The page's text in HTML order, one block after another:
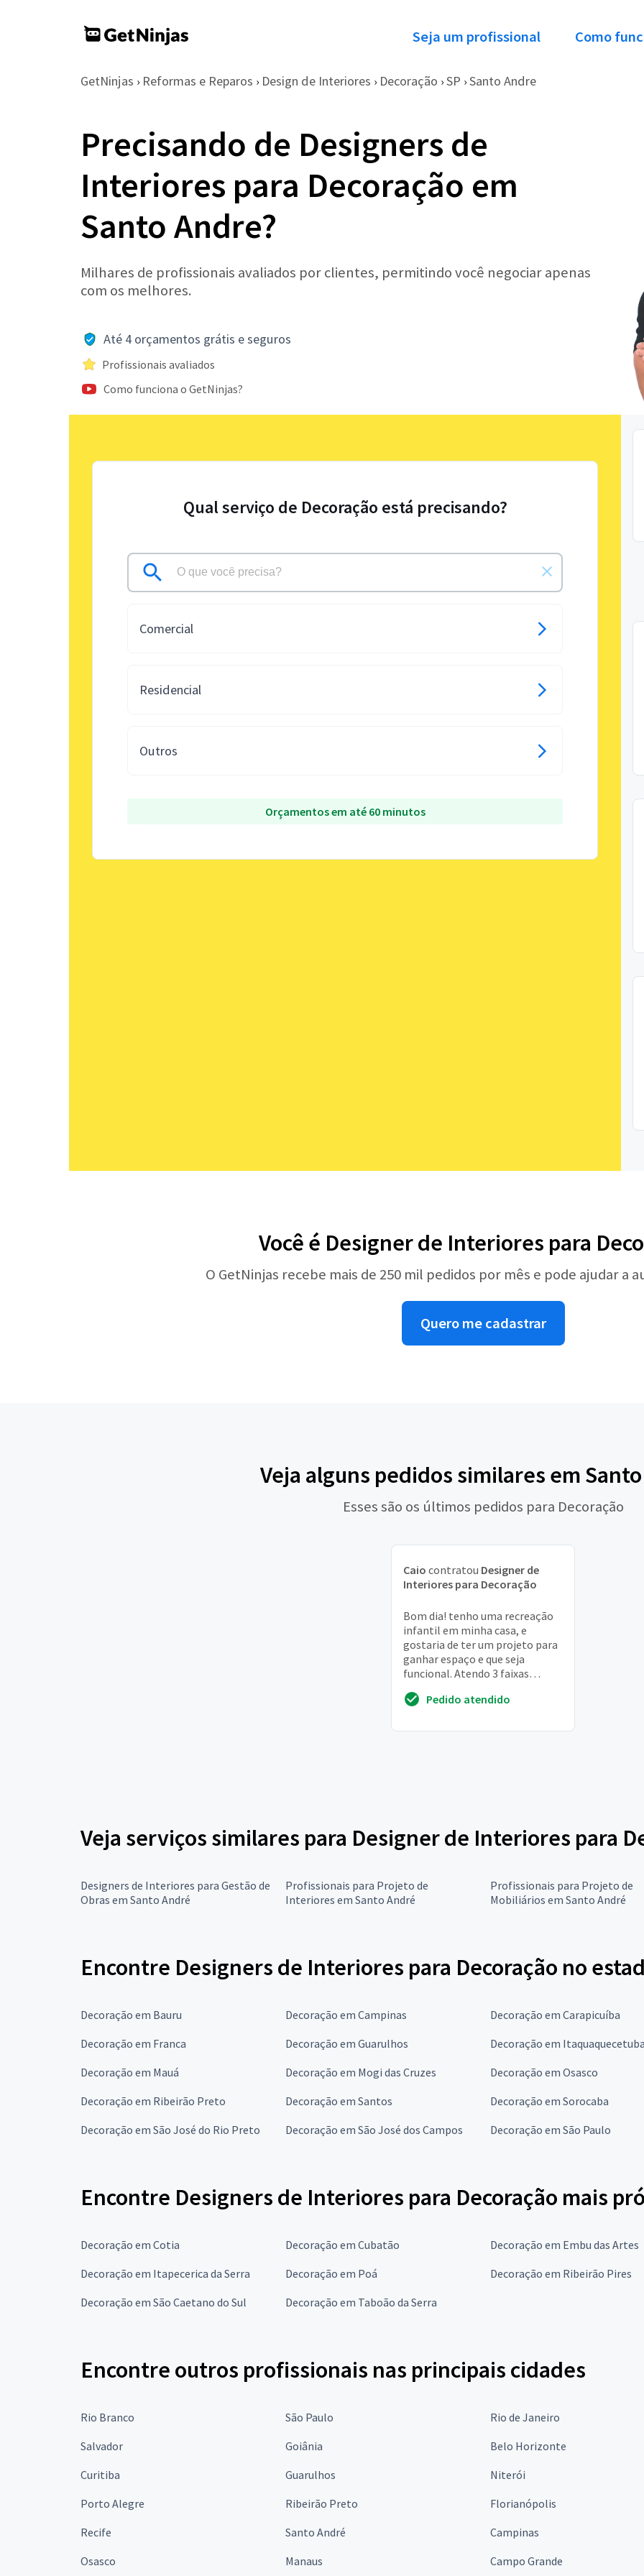
Seja um profissional Como
GetNinjas › Reformas e Reparos › Design de Interiores › Decoração › SP › Santo Andre
Precisando de Designers de
Interiores para Decoração em
Santo Andre?
Milhares de profissionais avaliados por clientes, permitindo você negociar apenas
com os melhores.
Até 4 orçamentos grátis e seguros
Profissionais avaliados
Como funciona o GetNinjas?
Qual serviço de Decoração está precisando?
Comercial
Residencial
Outros
Orçamentos em até 60 minutos
Você é Designer de Interiores para
O GetNinjas recebe mais de 250 mil pedidos por mês e pode ajudar a
Quero me cadastrar
Veja alguns pedidos similares em
Esses são os últimos pedidos para Decoração
Caio contratou Designer de
Interiores para Decoração
Bom dia! tenho uma recreação
infantil em minha casa, e
gostaria de ter um projeto para
ganhar espaço e que seja
funcional. Atendo 3 faixas
ate 14 anos. Do...
Pedido atendido
Veja serviços similares para Designer de Interiores para
Designers de Interiores para Gestão de
Obras em Santo André
Profissionais para Projeto de
Interiores em Santo André
Profissionais para Projeto de
Mobiliários em Santo André
Encontre Designers de Interiores para Decoração no
Decoração em Bauru Decoração em Campinas Decoração em Carapicuíba
Decoração em Franca
Decoração em Guarulhos Decoração em Itaquaquecetuba
Decoração em Mauá
Decoração em Mogi das Cruzes Decoração em Osasco
Decoração em Ribeirão Preto
Decoração em Santos Decoração em Sorocaba
Decoração em São José do Rio Preto
Decoração em São José dos Campos Decoração em São Paulo
Encontre Designers de Interiores para Decoração mais
Decoração em Cotia Decoração em Cubatão Decoração em Embu das Artes
Decoração em Itapecerica da Serra
Decoração em Poá Decoração em Ribeirão Pires
Decoração em São Caetano do Sul
Decoração em Taboão da Serra
Encontre outros profissionais nas principais cidades
Rio Branco São Paulo Rio de Janeiro
Salvador
Goiânia Belo Horizonte
Curitiba
Guarulhos Niterói
Porto Alegre
Ribeirão Preto Florianópolis
Recife
Santo André Campinas
Osasco
Manaus Campo Grande